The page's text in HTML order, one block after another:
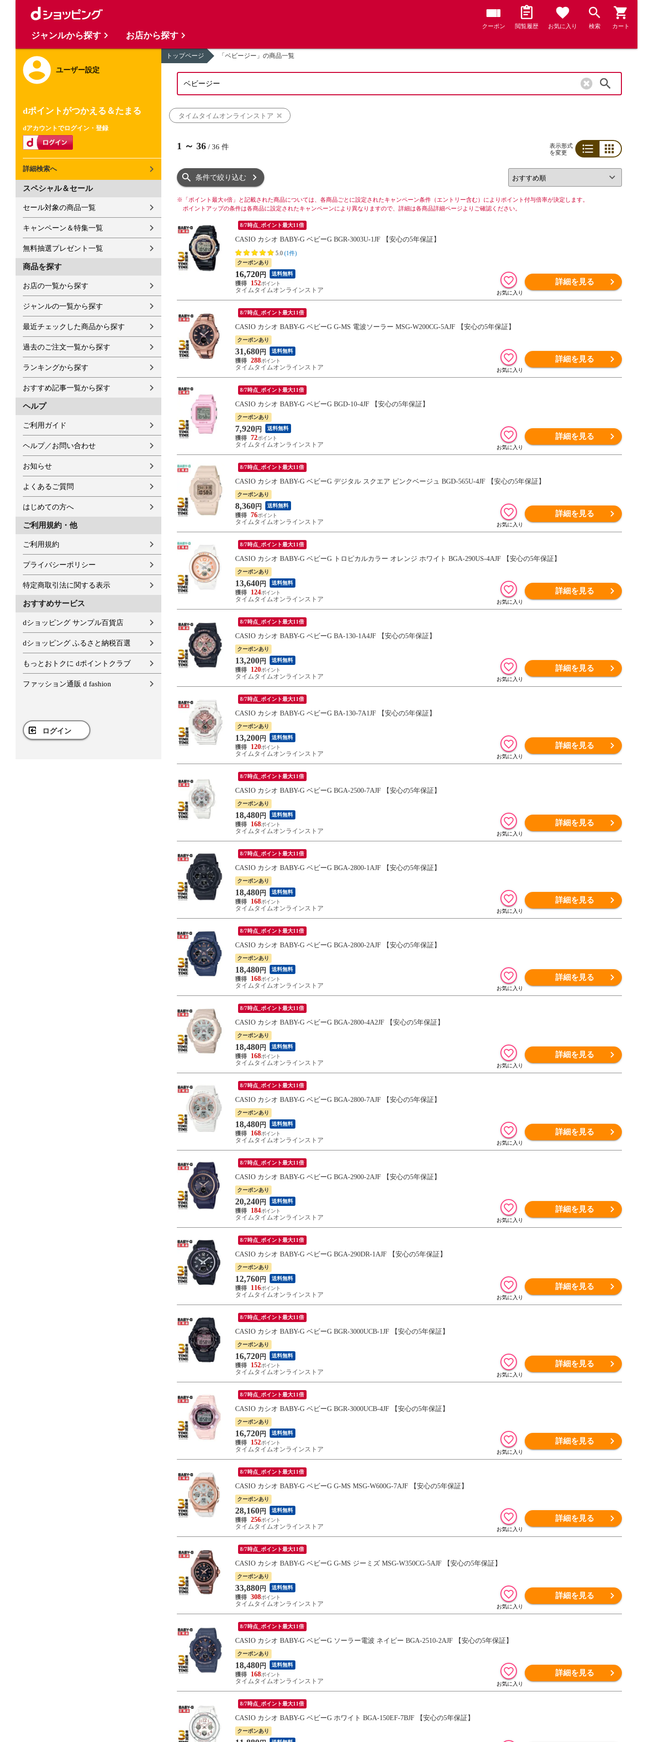
クーポン 閲覧履歴 お気に入り 検索 カート
ユーザー設定
dポイントがつかえる＆たまる
dアカウントでログイン・登録
詳細検索へ
スペシャル＆セール
セール対象の商品一覧
キャンペーン＆特集一覧
無料抽選プレゼント一覧
商品を探す
お店の一覧から探す
ジャンルの一覧から探す
最近チェックした商品から探す
過去のご注文一覧から探す
ランキングから探す
おすすめ記事一覧から探す
ヘルプ
ご利用ガイド
ヘルプ／お問い合わせ
お知らせ
よくあるご質問
はじめての方へ
ご利用規約・他
ご利用規約
プライバシーポリシー
特定商取引法に関する表示
おすすめサービス
dショッピング サンプル百貨店
dショッピング ふるさと納税百選
もっとおトクに dポイントクラブ
ファッション通販 d fashion
ログイン
トップページ 「ベビージー」の商品一覧
タイムタイムオンラインストア
1 ～ 36 / 36 件
表示形式
を変更
条件で絞り込む
※ 「ポイント最大○倍」と記載された商品については、各商品ごとに設定されたキャンペーン条件（エントリー含む）によりポイント付与倍率が決定します。
ポイントアップの条件は各商品に設定されたキャンペーンにより異なりますので、詳細は各商品詳細ページよりご確認ください。
8/7時点_ポイント最大11倍
CASIO カシオ BABY-G ベビーG BGR-3003U-1JF 【安心の5年保証】
5.0 (1件)
クーポンあり
16,720 円 送料無料
152
タイムタイムオンラインストア
詳細を見る
8/7時点_ポイント最大11倍
CASIO カシオ BABY-G ベビーG G-MS 電波ソーラー MSG-W200CG-5AJF 【安心の5年保証】
クーポンあり
31,680 円 送料無料
288
タイムタイムオンラインストア
詳細を見る
8/7時点_ポイント最大11倍
CASIO カシオ BABY-G ベビーG BGD-10-4JF 【安心の5年保証】
クーポンあり
7,920 円 送料無料
72
タイムタイムオンラインストア
詳細を見る
8/7時点_ポイント最大11倍
CASIO カシオ BABY-G ベビーG デジタル スクエア ピンクベージュ BGD-565U-4JF 【安心の5年保証】
クーポンあり
8,360 円 送料無料
76
タイムタイムオンラインストア
詳細を見る
8/7時点_ポイント最大11倍
CASIO カシオ BABY-G ベビーG トロピカルカラー オレンジ ホワイト BGA-290US-4AJF 【安心の5年保証】
クーポンあり
13,640 円 送料無料
124
タイムタイムオンラインストア
詳細を見る
8/7時点_ポイント最大11倍
CASIO カシオ BABY-G ベビーG BA-130-1A4JF 【安心の5年保証】
クーポンあり
13,200 円 送料無料
120
タイムタイムオンラインストア
詳細を見る
8/7時点_ポイント最大11倍
CASIO カシオ BABY-G ベビーG BA-130-7A1JF 【安心の5年保証】
クーポンあり
13,200 円 送料無料
120
タイムタイムオンラインストア
詳細を見る
8/7時点_ポイント最大11倍
CASIO カシオ BABY-G ベビーG BGA-2500-7AJF 【安心の5年保証】
クーポンあり
18,480 円 送料無料
168
タイムタイムオンラインストア
詳細を見る
8/7時点_ポイント最大11倍
CASIO カシオ BABY-G ベビーG BGA-2800-1AJF 【安心の5年保証】
クーポンあり
18,480 円 送料無料
168
タイムタイムオンラインストア
詳細を見る
8/7時点_ポイント最大11倍
CASIO カシオ BABY-G ベビーG BGA-2800-2AJF 【安心の5年保証】
クーポンあり
18,480 円 送料無料
168
タイムタイムオンラインストア
詳細を見る
8/7時点_ポイント最大11倍
CASIO カシオ BABY-G ベビーG BGA-2800-4A2JF 【安心の5年保証】
クーポンあり
18,480 円 送料無料
168
タイムタイムオンラインストア
詳細を見る
8/7時点_ポイント最大11倍
CASIO カシオ BABY-G ベビーG BGA-2800-7AJF 【安心の5年保証】
クーポンあり
18,480 円 送料無料
168
タイムタイムオンラインストア
詳細を見る
8/7時点_ポイント最大11倍
CASIO カシオ BABY-G ベビーG BGA-2900-2AJF 【安心の5年保証】
クーポンあり
20,240 円 送料無料
184
タイムタイムオンラインストア
詳細を見る
8/7時点_ポイント最大11倍
CASIO カシオ BABY-G ベビーG BGA-290DR-1AJF 【安心の5年保証】
クーポンあり
12,760 円 送料無料
116
タイムタイムオンラインストア
詳細を見る
8/7時点_ポイント最大11倍
CASIO カシオ BABY-G ベビーG BGR-3000UCB-1JF 【安心の5年保証】
クーポンあり
16,720 円 送料無料
152
タイムタイムオンラインストア
詳細を見る
8/7時点_ポイント最大11倍
CASIO カシオ BABY-G ベビーG BGR-3000UCB-4JF 【安心の5年保証】
クーポンあり
16,720 円 送料無料
152
タイムタイムオンラインストア
詳細を見る
8/7時点_ポイント最大11倍
CASIO カシオ BABY-G ベビーG G-MS MSG-W600G-7AJF 【安心の5年保証】
クーポンあり
28,160 円 送料無料
256
タイムタイムオンラインストア
詳細を見る
8/7時点_ポイント最大11倍
CASIO カシオ BABY-G ベビーG G-MS ジーミズ MSG-W350CG-5AJF 【安心の5年保証】
クーポンあり
33,880 円 送料無料
308
タイムタイムオンラインストア
詳細を見る
8/7時点_ポイント最大11倍
CASIO カシオ BABY-G ベビーG ソーラー電波 ネイビー BGA-2510-2AJF 【安心の5年保証】
クーポンあり
18,480 円 送料無料
168
タイムタイムオンラインストア
詳細を見る
8/7時点_ポイント最大11倍
CASIO カシオ BABY-G ベビーG ホワイト BGA-150EF-7BJF 【安心の5年保証】
クーポンあり
ジャンルから探す お店から探す